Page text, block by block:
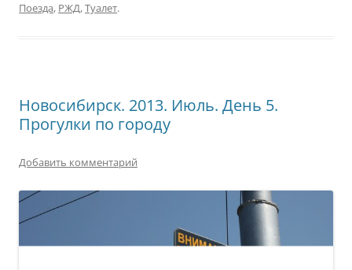
Поезда, РЖД,Туалет.
Новосибирск. 2013. Июль. День 5.
Прогулки по городу
Добавить комментарий